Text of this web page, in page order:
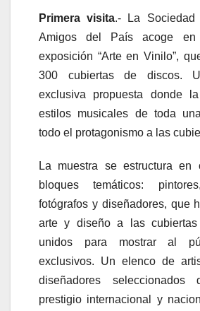
Primera visita.- La Sociedad
Amigos del País acoge
exposición “Arte en Vinilo”,
300 cubiertas de discos.
exclusiva propuesta donde
estilos musicales de toda
todo el protagonismo a las
La muestra se estructura en
bloques temáticos:
fotógrafos y diseñadores, que
arte y diseño a las
unidos para mostrar al
exclusivos. Un elenco de
diseñadores seleccionados
prestigio internacional y